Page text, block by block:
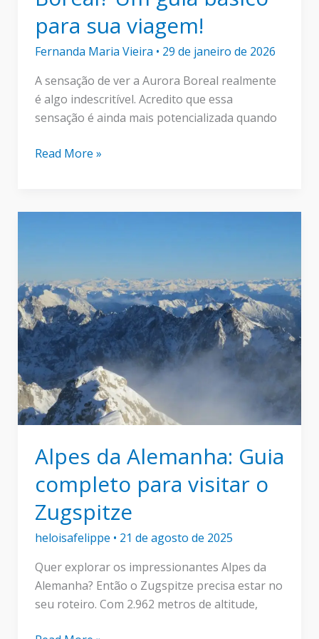
para sua viagem!
Fernanda Maria Vieira • 29 de janeiro de 2026
A sensação de ver a Aurora Boreal realmente
é algo indescritível. Acredito que essa
sensação é ainda mais potencializada quando
Sonha
a
guia
básico
para
sua
viagem!
Read More »
Alpes da Alemanha: Guia
completo para visitar o
Zugspitze
heloisafelippe • 21 de agosto de 2025
Quer explorar os impressionantes Alpes da
Alemanha? Então o Zugspitze precisa estar no
seu roteiro. Com 2.962 metros de altitude,